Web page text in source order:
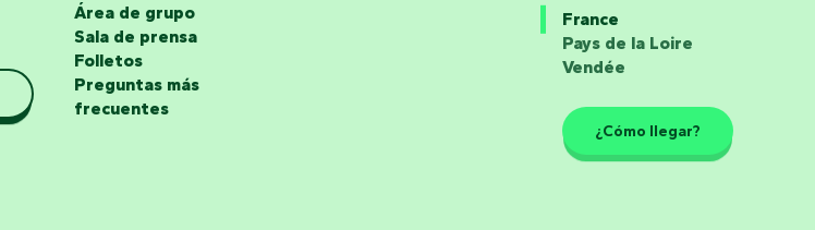
Área de grupo
Sala de prensa
Folletos
Preguntas más
frecuentes
France
Pays de la Loire
Vendée
¿Cómo llegar?